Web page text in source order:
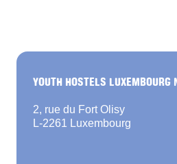
YOUTH HOSTELS LUXEMBOURG
2, rue du Fort Olisy
L-2261 Luxembourg